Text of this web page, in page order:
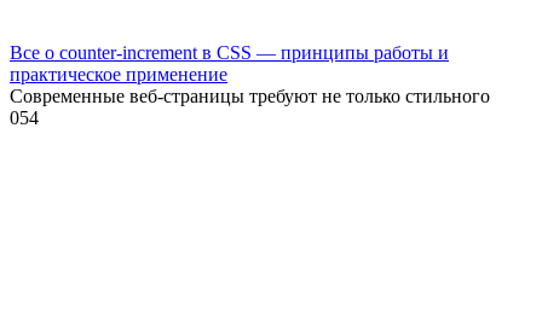
Все о counter-increment в CSS — принципы работы и
практическое применение
Современные веб-страницы требуют не только стильного
054